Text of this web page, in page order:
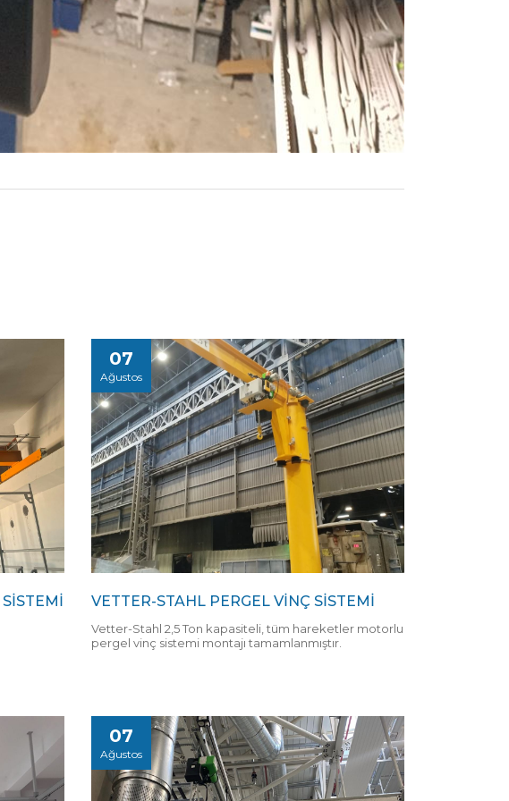
07
Ağustos
VETTER-STAHL PERGEL VİNÇ SİSTEMİ
Vetter-Stahl 2,5 Ton kapasiteli, tüm hareketler motorlu
pergel vinç sistemi montajı tamamlanmıştır.
07
Ağustos